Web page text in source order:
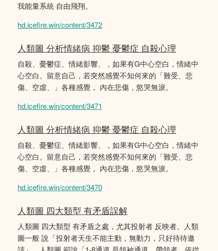
我能量系統 自由飛翔。
hd.icefire.win/content/3472
人類圖 分析情緒病 抑鬱 憂鬱症 自殺心理
自殺、憂鬱症、情緒影響、，如果有G中心空白，情緒中
心空白。留意自己，若突然感覺不知何來的「難受、悲
傷、空虛、」各種感覺， 內在悲傷，慾哭無淚。
hd.icefire.win/content/3471
人類圖 分析情緒病 抑鬱 憂鬱症 自殺心理
自殺、憂鬱症、情緒影響、，如果有G中心空白，情緒中
心空白。留意自己，若突然感覺不知何來的「難受、悲
傷、空虛、」各種感覺， 內在悲傷，慾哭無淚。
hd.icefire.win/content/3470
人類圖 四大類型 有矛盾誤解
人類圖 四大類型 有矛盾之處，尤其投射者 反映者。人類
圖一般 說「投射者天生不能主動，無動力，只好待待邀